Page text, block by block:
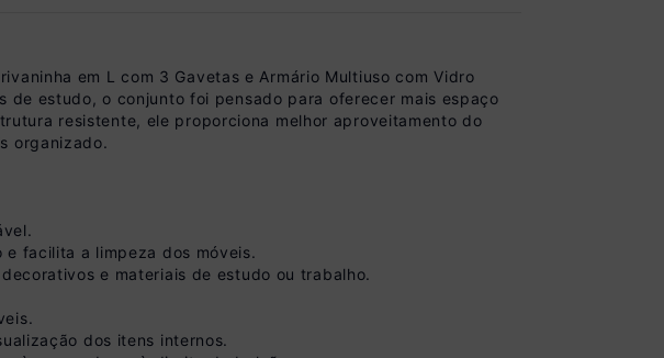
em L com 3 Gavetas e Armário Multiuso com Vidro
estudo, o conjunto foi pensado para oferecer mais espaço
resistente, ele proporciona melhor aproveitamento do
organizado.
facilita a limpeza dos móveis.
e materiais de estudo ou trabalho.
dos itens internos.